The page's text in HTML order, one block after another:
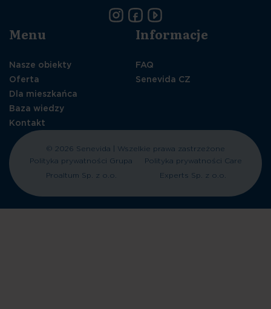
Menu
Nasze obiekty
Oferta
Dla mieszkańca
Baza wiedzy
Kontakt
Informacje
FAQ
Senevida CZ
© 2026 Senevida | Wszelkie prawa zastrzeżone
Polityka prywatności Grupa
Proaltum Sp. z o.o.
Polityka prywatności Care
Experts Sp. z o.o.